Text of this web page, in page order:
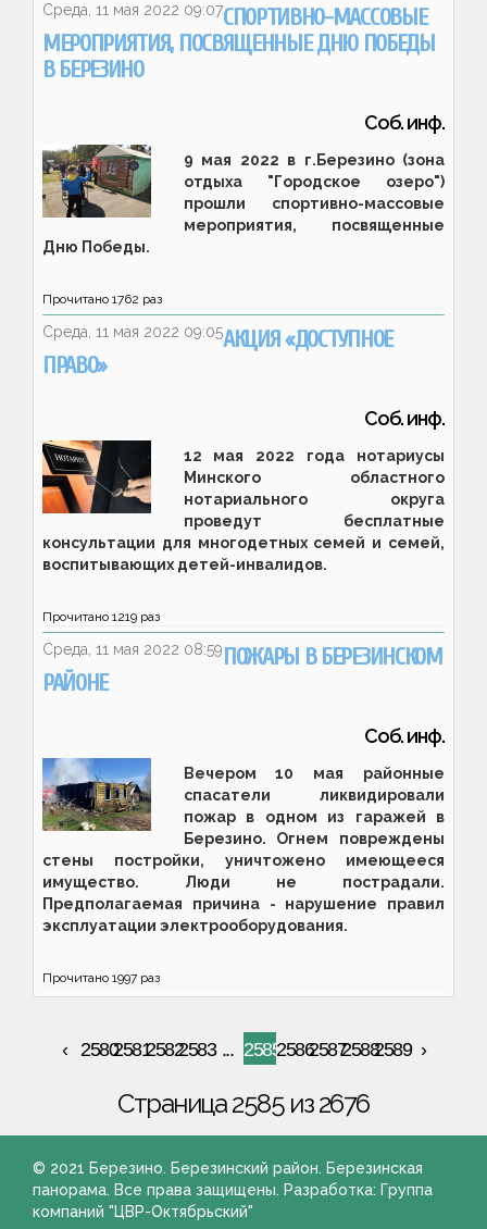
Среда, 11 мая 2022 09:07СПОРТИВНО-МАССОВЫЕ
МЕРОПРИЯТИЯ, ПОСВЯЩЕННЫЕ ДНЮ ПОБЕДЫ
В БЕРЕЗИНО
Соб. инф.
9 мая 2022 в г.Березино (зона
отдыха "Городское озеро")
прошли спортивно-массовые
мероприятия, посвященные
Дню Победы.
Прочитано 1762 раз
Среда, 11 мая 2022 09:05АКЦИЯ «ДОСТУПНОЕ
ПРАВО»
Соб. инф.
12 мая 2022 года нотариусы
Минского областного
нотариального округа
проведут бесплатные
консультации для многодетных семей и семей,
воспитывающих детей-инвалидов.
Прочитано 1219 раз
Среда, 11 мая 2022 08:59ПОЖАРЫ В БЕРЕЗИНСКОМ
РАЙОНЕ
Соб. инф.
Вечером 10 мая районные
спасатели ликвидировали
пожар в одном из гаражей в
Березино. Огнем повреждены
стены постройки, уничтожено имеющееся
имущество. Люди не пострадали.
Предполагаемая причина - нарушение правил
эксплуатации электрооборудования.
Прочитано 1997 раз
2580258125822583 ... 25852586258725882589
Страница 2585 из 2676
© 2021 Березино. Березинский район. Березинская
панорама. Все права защищены. Разработка: Группа
компаний "ЦВР-Октябрьский"